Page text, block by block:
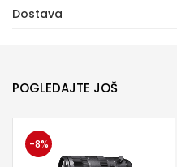
Dostava
POGLEDAJTE JOŠ
-8%